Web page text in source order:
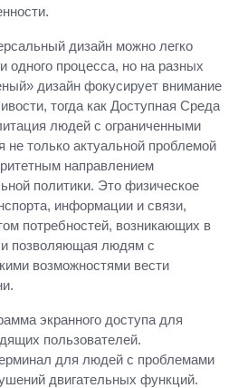
дизайн можно легко
одного процесса, но на разных
дизайн фокусирует внимание
тогда как Доступная Среда
людей с ограниченными
не только актуальной проблемой
направлением
политики. Это физическое
информации и связи,
потребностей, возникающих в
позволяющая людям с
возможностями вести
экранного доступа для
пользователей.
для людей с проблемами
двигательных функций.